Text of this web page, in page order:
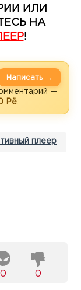
ИЛИ
НА
!
—
Рё
Написать →
плеер
0 0